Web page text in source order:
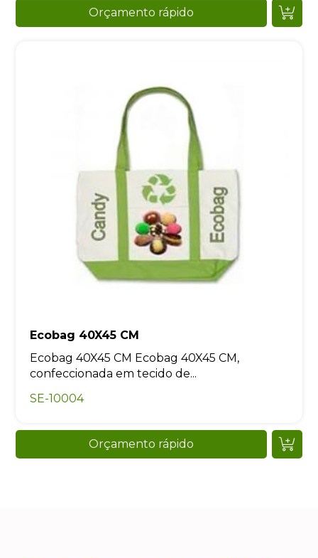
Orçamento rápido
Ecobag 40X45 CM
Ecobag 40X45 CM Ecobag 40X45 CM,
confeccionada em tecido de...
SE-10004
Orçamento rápido